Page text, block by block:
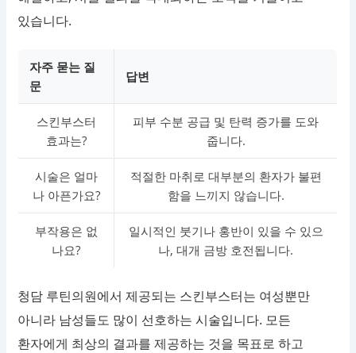
있습니다.
자주 묻는 질
문
답변
스킨부스터
효과는?
피부 수분 공급 및 탄력 증가를 도와
줍니다.
시술은 얼마
나 아픈가요?
적절한 마취로 대부분의 환자가 불편
함을 느끼지 않습니다.
부작용은 없
나요?
일시적인 붓기나 홍반이 있을 수 있으
나, 대개 금방 호전됩니다.
청담 루틴의원에서 제공되는 스킨부스터는 여성뿐만
아니라 남성들도 많이 선호하는 시술입니다. 모든
환자에게 최상의 결과를 제공하는 것을 목표로 하고